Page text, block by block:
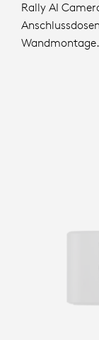
Rally AI
Wandmontage.